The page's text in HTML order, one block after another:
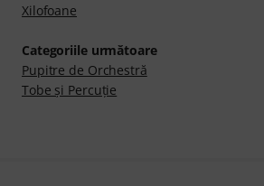
Xilofoane
Categoriile următoare
Pupitre de Orchestră
Tobe şi Percuţie